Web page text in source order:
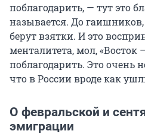
поблагодарить, — тут это
называется. До
берут взятки. И это
менталитета, мол, «Восток
поблагодарить. Это очень
что в России вроде как
О февральской и
эмиграции